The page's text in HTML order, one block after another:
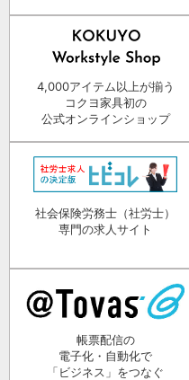
4,000アイテム以上が揃う
コクヨ家具初の
公式オンラインショップ
社会保険労務士（社労士）
専門の求人サイト
帳票配信の
電子化・自動化で
「ビジネス」をつなぐ